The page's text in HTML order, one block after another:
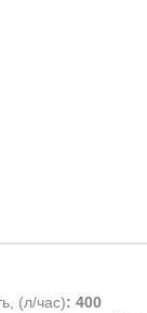
(л/час): 400